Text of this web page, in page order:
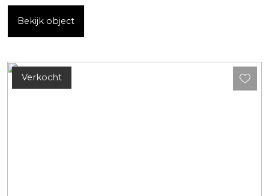
Bekijk object
Verkocht